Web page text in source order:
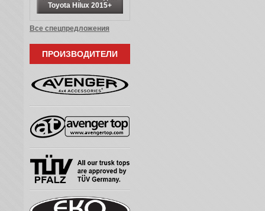
Toyota Hilux 2015+
Все спецпредложения
ПРОИЗВОДИТЕЛИ